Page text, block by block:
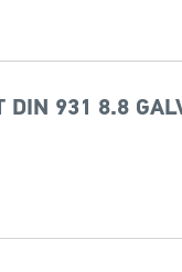
DIN 931 8.8